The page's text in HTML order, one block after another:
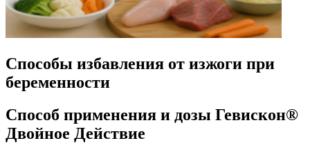
Способы избавления от изжоги при
беременности
Способ применения и дозы Гевискон®
Двойное Действие